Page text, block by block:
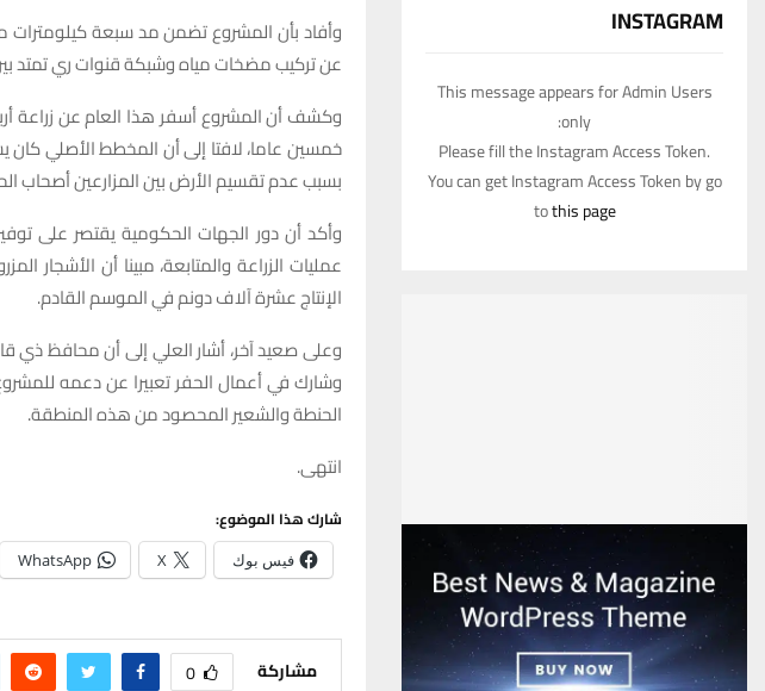
وأفاد بأن المشروع تضمن مد سبعة
عن تركيب مضخات مياه وشبكة قنوات ري تمتد
وكشف أن المشروع أسفر هذا العام عن زراعة
خمسين عاما، لافتا إلى أن المخطط الأصلي
بسبب عدم تقسيم الأرض بين المزارعين أصحاب
وأكد أن دور الجهات الحكومية يقتصر على
عمليات الزراعة والمتابعة، مبينا أن الأشجار
الإنتاج عشرة آلاف دونم في الموسم القادم.
وعلى صعيد آخر، أشار العلي إلى أن محافظ ذي
وشارك في أعمال الحفر تعبيرا عن دعمه
الحنطة والشعير المحصود من هذه المنطقة.
انتهى.
شارك هذا الموضوع:
فيس بوك X
WhatsApp
مشاركة 0
INSTAGRAM
This message appears for Admin Users
only:
Please fill the Instagram Access Token.
You can get Instagram Access Token by go
tothis page